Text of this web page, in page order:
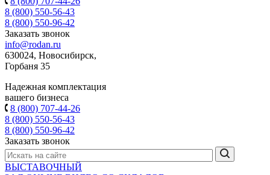
8 (800) 550-56-43
8 (800) 550-96-42
Заказать звонок
info@rodan.ru
630024, Новосибирск,
Горбаня 35
Надежная комплектация
вашего бизнеса
8 (800) 707-44-26
8 (800) 550-56-43
8 (800) 550-96-42
Заказать звонок
ВЫСТАВОЧНЫЙ